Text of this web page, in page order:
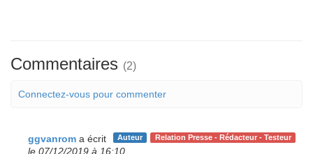
Commentaires (2)
Connectez-vous pour commenter
Relation Presse - Rédacteur - Testeur
Auteur
ggvanrom a écrit
le 07/12/2019 à 16:10